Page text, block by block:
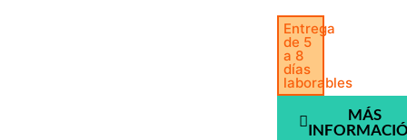
Entrega
de 5
a 8
días
laborables
MÁS